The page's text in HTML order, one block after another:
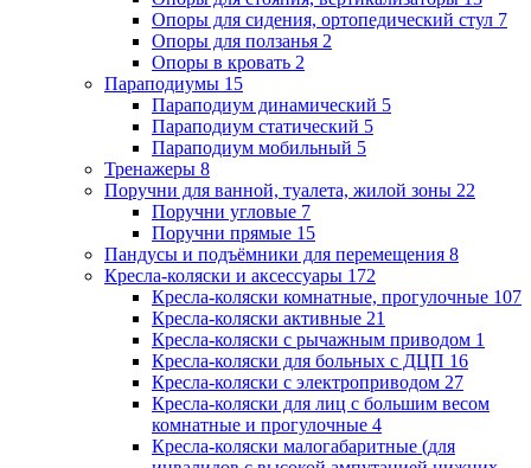
Опоры для сидения, ортопедический стул 7
Опоры для ползанья 2
Опоры в кровать 2
Параподиумы 15
Параподиум динамический 5
Параподиум статический 5
Параподиум мобильный 5
Тренажеры 8
Поручни для ванной, туалета, жилой зоны 22
Поручни угловые 7
Поручни прямые 15
Пандусы и подъёмники для перемещения 8
Кресла-коляски и аксессуары 172
Кресла-коляски комнатные, прогулочные 107
Кресла-коляски активные 21
Кресла-коляски с рычажным приводом 1
Кресла-коляски для больных с ДЦП 16
Кресла-коляски с электроприводом 27
Кресла-коляски для лиц с большим весом
комнатные и прогулочные 4
Кресла-коляски малогабаритные (для